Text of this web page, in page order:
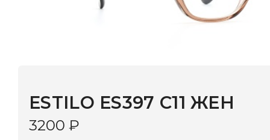
В наличиив 9 салонах Иркутска и Шелехова |
3–5 дней |